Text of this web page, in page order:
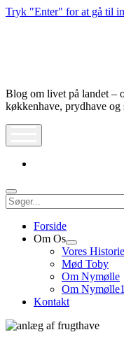
Tryk "Enter" for at gå til
Blog om livet på landet –
køkkenhave, prydhave og
Søg
Forside
Om Os
Åbn
dropdown
meny
Vores Historie
Mød Toby
Om Nymølle
Om
Kontakt